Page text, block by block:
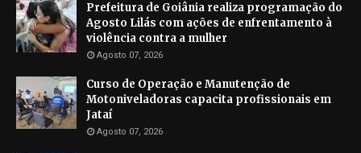
Prefeitura de Goiânia realiza programação do
Agosto Lilás com ações de enfrentamento à
violência contra a mulher
Agosto 07, 2026
Curso de Operação e Manutenção de
Motoniveladoras capacita profissionais em
Jataí
Agosto 07, 2026